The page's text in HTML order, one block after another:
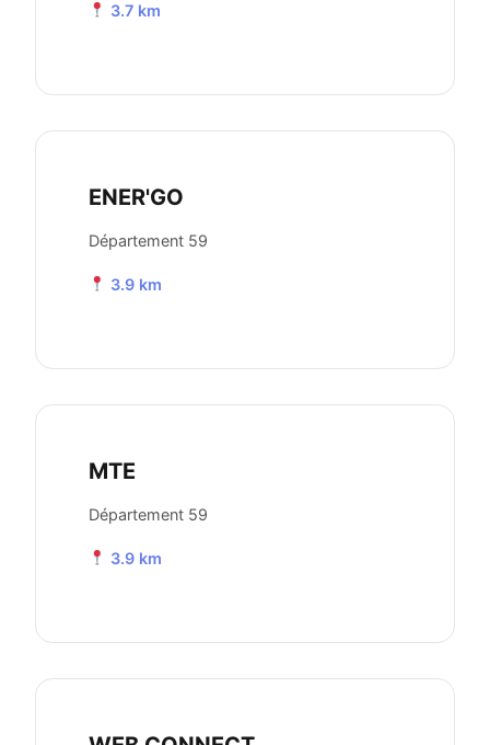
3.7 km
ENER'GO
Département 59
3.9 km
MTE
Département 59
3.9 km